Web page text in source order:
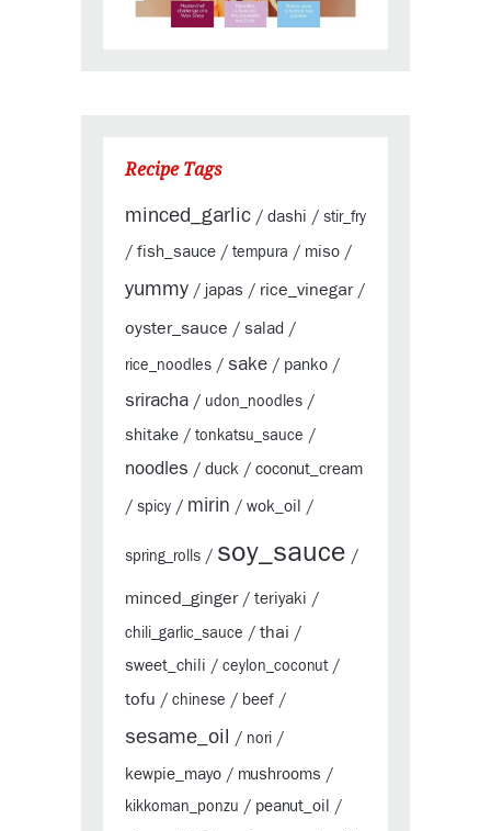
Recipe Tags
minced_garlic / dashi / stir_fry
/ fish_sauce / tempura / miso /
yummy / japas / rice_vinegar/
oyster_sauce / salad /
rice_noodles / sake / panko /
sriracha / udon_noodles /
shitake / tonkatsu_sauce /
noodles / duck / coconut_cream
/ spicy / mirin / wok_oil /
spring_rolls / soy_sauce /
minced_ginger/ teriyaki /
chili_garlic_sauce / thai /
sweet_chili / ceylon_coconut/
tofu / chinese / beef /
sesame_oil / nori /
kewpie_mayo / mushrooms /
kikkoman_ponzu / peanut_oil /